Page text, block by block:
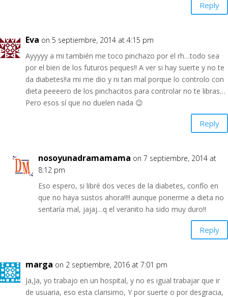
Reply
Eva on 5 septiembre, 2014 at 4:15 pm
Ayyyyy a mi también me toco pinchazo por el rh…todo sea
por el bien de los futuros peques!! A ver si hay suerte y no te
da diabetes!!a mi me dio y ni tan mal porque lo controlo con
dieta peeeero de los pinchacitos para controlar no te libras…
Pero esos sí que no duelen nada 😉
Reply
nosoyunadramamama on 7 septiembre, 2014 at
8:12 pm
Eso espero, si libré dos veces de la diabetes, confío en
que no haya sustos ahora!!!! aunque ponerme a dieta no
sentaría mal, jajaj…q el veranito ha sido muy duro!!
Reply
marga on 2 septiembre, 2016 at 7:01 pm
Ja,Ja, yo trabajo en un hospital, y no es igual trabajar que ir
de usuaria, eso esta clarisimo, Y por suerte o por desgracia,